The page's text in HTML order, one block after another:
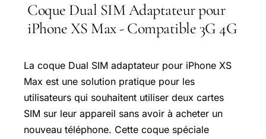
Coque Dual SIM Adaptateur pour
iPhone XS Max - Compatible 3G 4G
La coque Dual SIM adaptateur pour iPhone XS
Max est une solution pratique pour les
utilisateurs qui souhaitent utiliser deux cartes
SIM sur leur appareil sans avoir à acheter un
nouveau téléphone. Cette coque spéciale